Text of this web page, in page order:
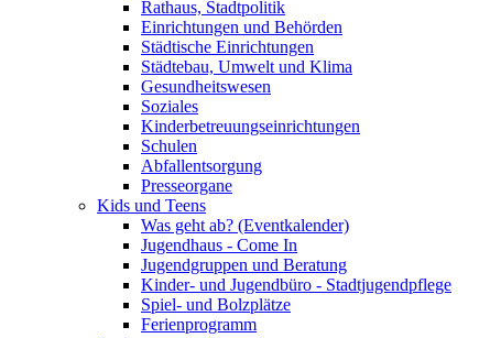
Rathaus, Stadtpolitik
Einrichtungen und Behörden
Städtische Einrichtungen
Städtebau, Umwelt und Klima
Gesundheitswesen
Soziales
Kinderbetreuungseinrichtungen
Schulen
Abfallentsorgung
Presseorgane
Kids und Teens
Was geht ab? (Eventkalender)
Jugendhaus - Come In
Jugendgruppen und Beratung
Kinder- und Jugendbüro - Stadtjugendpflege
Spiel- und Bolzplätze
Ferienprogramm